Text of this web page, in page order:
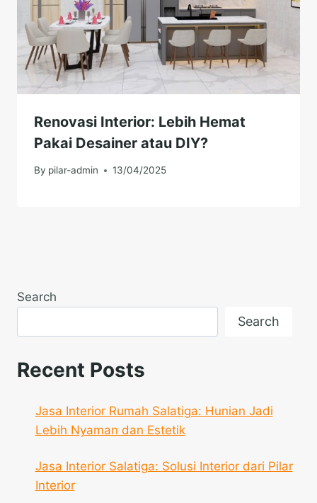
Renovasi Interior: Lebih Hemat
Pakai Desainer atau DIY?
By pilar-admin 13/04/2025
Search
Search
Recent Posts
Jasa Interior Rumah Salatiga: Hunian Jadi
Lebih Nyaman dan Estetik
Jasa Interior Salatiga: Solusi Interior dari Pilar
Interior